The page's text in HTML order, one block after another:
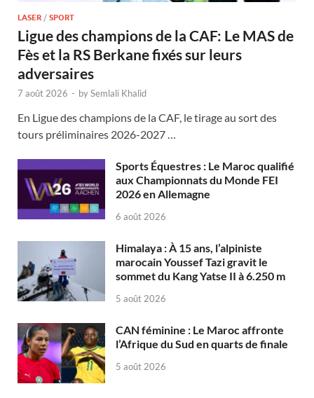
LASER / SPORT
Ligue des champions de la CAF: Le MAS de
Fès et la RS Berkane fixés sur leurs
adversaires
7 août 2026 - bySemlali Khalid
En Ligue des champions de la CAF, le tirage au sort des
tours préliminaires 2026-2027 …
Sports Équestres : Le Maroc qualifié
aux Championnats du Monde FEI
2026 en Allemagne
6 août 2026
Himalaya : À 15 ans, l’alpiniste
marocain Youssef Tazi gravit le
sommet du Kang Yatse II à 6.250 m
5 août 2026
CAN féminine : Le Maroc affronte
l’Afrique du Sud en quarts de finale
5 août 2026